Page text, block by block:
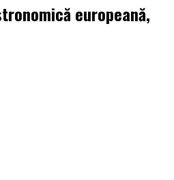
europeană,